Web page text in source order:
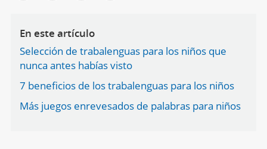
En este artículo
Selección de trabalenguas para los niños que
nunca antes habías visto
7 beneficios de los trabalenguas para los niños
Más juegos enrevesados de palabras para niños